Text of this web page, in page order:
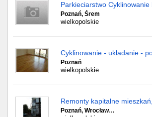
Parkieciarstwo Cyklinowanie
Poznań, Śrem
wielkopolskie
Cyklinowanie - układanie -
Poznań
wielkopolskie
Remonty kapitalne
Poznań, Wrocław…